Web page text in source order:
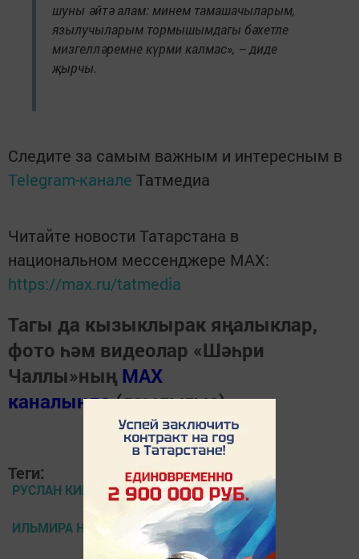
шуны әйтә алам: минем тамашачыларым,
язылучыларым тормышымдагы бәхетле
мизгелләремне күрми калмас», – диде
җырчы.
Следите за самым важным и интересным в
Telegram-канале Татмедиа
Читайте новости Татарстана в
национальном мессенджере MАХ:
https://max.ru/tatmedia
Тагы да кызыклырак яңалыклар,
фото һәм видеолар «Шәһри
Чаллы»ның MAX
каналында(язылыгыз).
Теги:
РУСЛАН КИРАМУТДИНОВ
ИЛЬМИРА НАГИМОВА